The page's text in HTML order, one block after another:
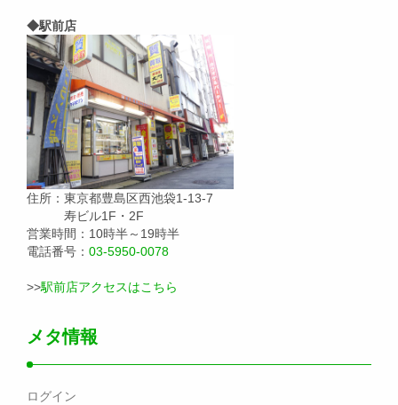
◆駅前店
住所：東京都豊島区西池袋1-13-7
寿ビル1F・2F
営業時間：10時半～19時半
電話番号： 03-5950-0078
>>駅前店アクセスはこちら
メタ情報
ログイン